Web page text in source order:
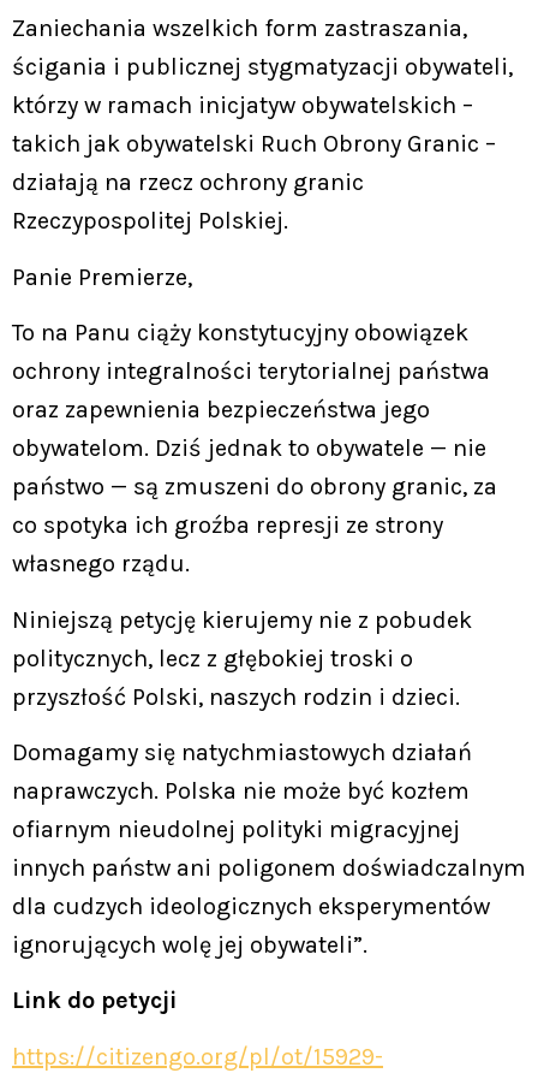
Zaniechania wszelkich form zastraszania,
ścigania i publicznej stygmatyzacji obywateli,
którzy w ramach inicjatyw obywatelskich –
takich jak obywatelski Ruch Obrony Granic –
działają na rzecz ochrony granic
Rzeczypospolitej Polskiej.
Panie Premierze,
To na Panu ciąży konstytucyjny obowiązek
ochrony integralności terytorialnej państwa
oraz zapewnienia bezpieczeństwa jego
obywatelom. Dziś jednak to obywatele — nie
państwo — są zmuszeni do obrony granic, za
co spotyka ich groźba represji ze strony
własnego rządu.
Niniejszą petycję kierujemy nie z pobudek
politycznych, lecz z głębokiej troski o
przyszłość Polski, naszych rodzin i dzieci.
Domagamy się natychmiastowych działań
naprawczych. Polska nie może być kozłem
ofiarnym nieudolnej polityki migracyjnej
innych państw ani poligonem doświadczalnym
dla cudzych ideologicznych eksperymentów
ignorujących wolę jej obywateli”.
Link do petycji
https://citizengo.org/pl/ot/15929-